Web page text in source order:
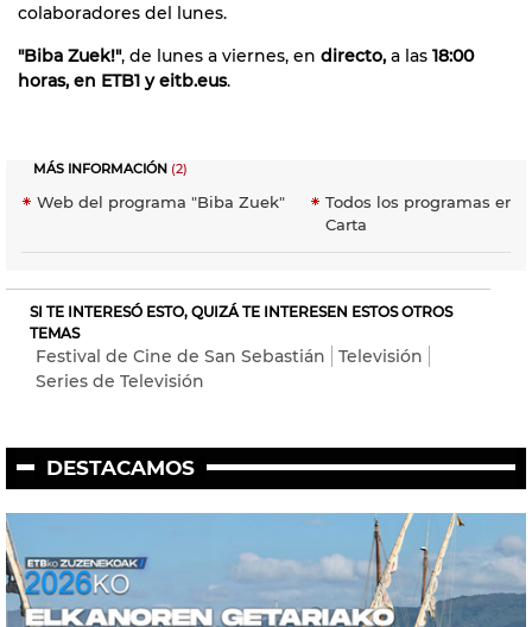
colaboradores del lunes.
"Biba Zuek!", de lunes a viernes, en directo, a las 18:00
horas, en ETB1 y eitb.eus.
MÁS INFORMACIÓN (2)
Web del programa "Biba Zuek"
Todos los programas en
Carta
SI TE INTERESÓ ESTO, QUIZÁ TE INTERESEN ESTOS OTROS
TEMAS
Festival de Cine de San Sebastián
Televisión
Series de Televisión
DESTACAMOS